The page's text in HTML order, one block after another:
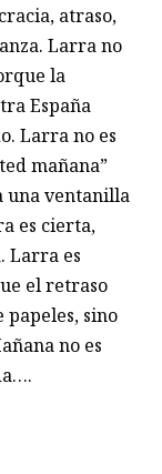
atraso,
Larra no
la
España
Larra no es
mañana”
una ventanilla
es cierta,
Larra es
el retraso
papeles, sino
no es